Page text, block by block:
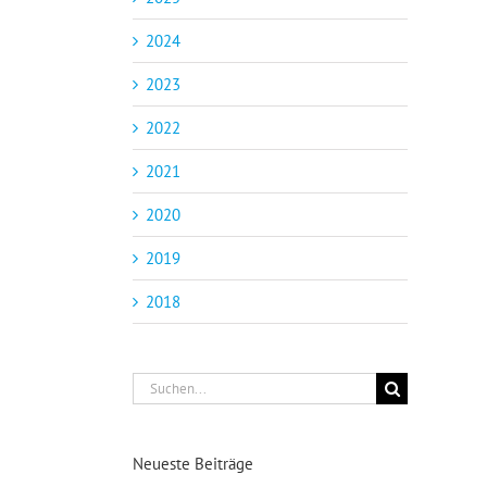
2024
2023
2022
2021
2020
2019
2018
Suche
nach:
Neueste Beiträge